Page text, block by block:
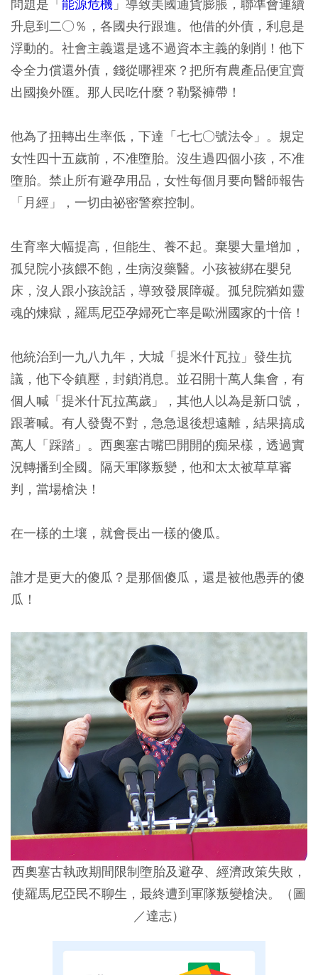
問題是「 能源危機 」導致美國通貨膨脹，聯準會連續
升息到二○％，各國央行跟進。他借的外債，利息是
浮動的。社會主義還是逃不過資本主義的剝削！他下
令全力償還外債，錢從哪裡來？把所有農產品便宜賣
出國換外匯。那人民吃什麼？勒緊褲帶！
他為了扭轉出生率低，下達「七七○號法令」。規定
女性四十五歲前，不准墮胎。沒生過四個小孩，不准
墮胎。禁止所有避孕用品，女性每個月要向醫師報告
「月經」，一切由祕密警察控制。
生育率大幅提高，但能生、養不起。棄嬰大量增加，
孤兒院小孩餵不飽，生病沒藥醫。小孩被綁在嬰兒
床，沒人跟小孩說話，導致發展障礙。孤兒院猶如靈
魂的煉獄，羅馬尼亞孕婦死亡率是歐洲國家的十倍！
他統治到一九八九年，大城「提米什瓦拉」發生抗
議，他下令鎮壓，封鎖消息。並召開十萬人集會，有
個人喊「提米什瓦拉萬歲」，其他人以為是新口號，
跟著喊。有人發覺不對，急急退後想遠離，結果搞成
萬人「踩踏」。西奧塞古嘴巴開開的痴呆樣，透過實
況轉播到全國。隔天軍隊叛變，他和太太被草草審
判，當場槍決！
在一樣的土壤，就會長出一樣的傻瓜。
誰才是更大的傻瓜？是那個傻瓜，還是被他愚弄的傻
瓜！
西奧塞古執政期間限制墮胎及避孕、經濟政策失敗，
使羅馬尼亞民不聊生，最終遭到軍隊叛變槍決。（圖
／達志）